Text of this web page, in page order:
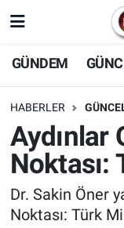
GÜNDEM
HABERLER
Aydınlar
Dr. Sakin Öner
Noktası: Türk
Nöbetçi
Hava Durumu
Trafik
Süper Lig
Tüm